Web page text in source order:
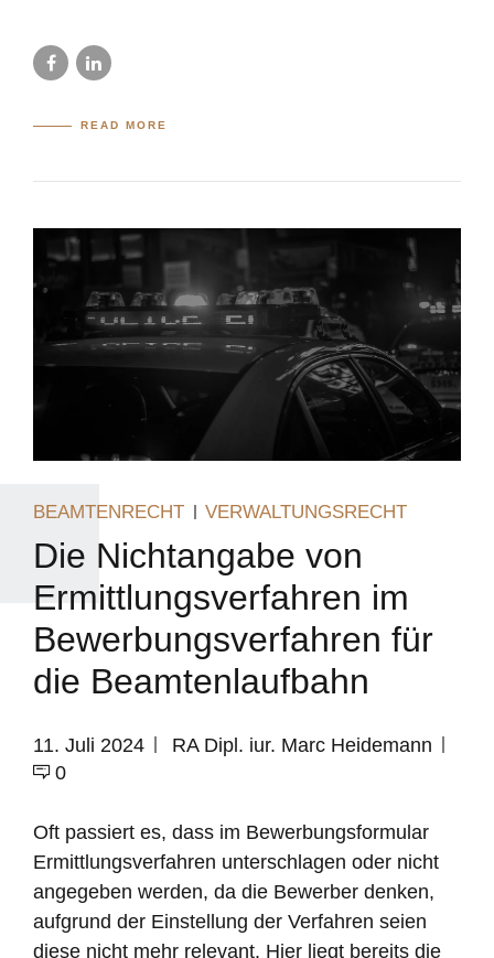
READ MORE
BEAMTENRECHT VERWALTUNGSRECHT
Die Nichtangabe von
Ermittlungsverfahren im
Bewerbungsverfahren für
die Beamtenlaufbahn
11. Juli 2024
RA Dipl. iur. Marc Heidemann
0
Oft passiert es, dass im Bewerbungsformular
Ermittlungsverfahren unterschlagen oder nicht
angegeben werden, da die Bewerber denken,
aufgrund der Einstellung der Verfahren seien
diese nicht mehr relevant. Hier liegt bereits die